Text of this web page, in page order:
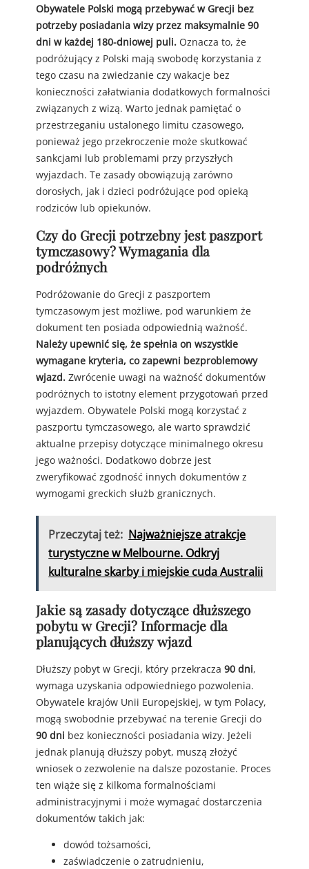
Obywatele Polski mogą przebywać w Grecji bez
potrzeby posiadania wizy przez maksymalnie 90
dni w każdej 180-dniowej puli. Oznacza to, że
podróżujący z Polski mają swobodę korzystania z
tego czasu na zwiedzanie czy wakacje bez
konieczności załatwiania dodatkowych formalności
związanych z wizą. Warto jednak pamiętać o
przestrzeganiu ustalonego limitu czasowego,
ponieważ jego przekroczenie może skutkować
sankcjami lub problemami przy przyszłych
wyjazdach. Te zasady obowiązują zarówno
dorosłych, jak i dzieci podróżujące pod opieką
rodziców lub opiekunów.
Czy do Grecji potrzebny jest paszport
tymczasowy? Wymagania dla
podróżnych
Podróżowanie do Grecji z paszportem
tymczasowym jest możliwe, pod warunkiem że
dokument ten posiada odpowiednią ważność.
Należy upewnić się, że spełnia on wszystkie
wymagane kryteria, co zapewni bezproblemowy
wjazd. Zwrócenie uwagi na ważność dokumentów
podróżnych to istotny element przygotowań przed
wyjazdem. Obywatele Polski mogą korzystać z
paszportu tymczasowego, ale warto sprawdzić
aktualne przepisy dotyczące minimalnego okresu
jego ważności. Dodatkowo dobrze jest
zweryfikować zgodność innych dokumentów z
wymogami greckich służb granicznych.
Przeczytaj też: Najważniejsze atrakcje
turystyczne w Melbourne. Odkryj
kulturalne skarby i miejskie cuda Australii
Jakie są zasady dotyczące dłuższego
pobytu w Grecji? Informacje dla
planujących dłuższy wjazd
Dłuższy pobyt w Grecji, który przekracza 90 dni,
wymaga uzyskania odpowiedniego pozwolenia.
Obywatele krajów Unii Europejskiej, w tym Polacy,
mogą swobodnie przebywać na terenie Grecji do
90 dni bez konieczności posiadania wizy. Jeżeli
jednak planują dłuższy pobyt, muszą złożyć
wniosek o zezwolenie na dalsze pozostanie. Proces
ten wiąże się z kilkoma formalnościami
administracyjnymi i może wymagać dostarczenia
dokumentów takich jak:
dowód tożsamości,
zaświadczenie o zatrudnieniu,